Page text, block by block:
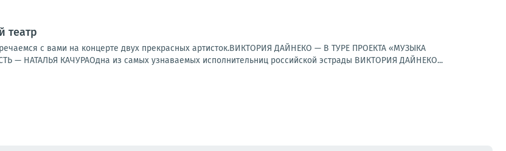
театр
с вами на концерте двух прекрасных артисток.ВИКТОРИЯ ДАЙНЕКО — В ТУРЕ ПРОЕКТА «МУЗЫКА
— НАТАЛЬЯ КАЧУРАОдна из самых узнаваемых исполнительниц российской эстрады ВИКТОРИЯ ДАЙНЕКО...